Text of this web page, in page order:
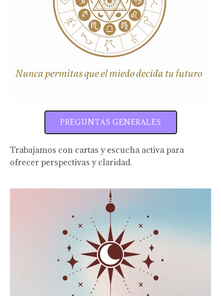
PREGUNTAS GENERALES
Trabajamos con cartas y escucha activa para
ofrecer perspectivas y claridad.